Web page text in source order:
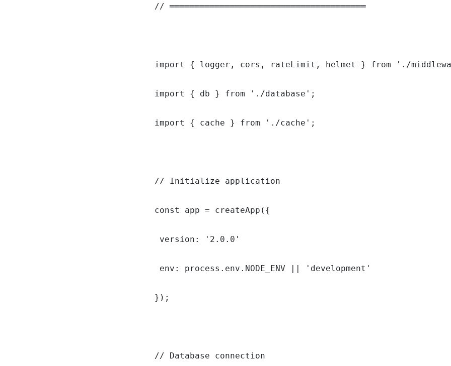
// ═══════════════════════════════════════
import { logger, cors, rateLimit, helmet } from './
import { db } from './database';
import { cache } from './cache';
// Initialize application
const app = createApp({
version: '2.0.0'
env: process.env.NODE_ENV || 'development'
});
// Database connection